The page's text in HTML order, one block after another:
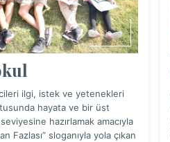
ilgi, istek ve yetenekleri
hayata ve bir üst
hazırlamak amacıyla
Fazlası” sloganıyla yola çıkan